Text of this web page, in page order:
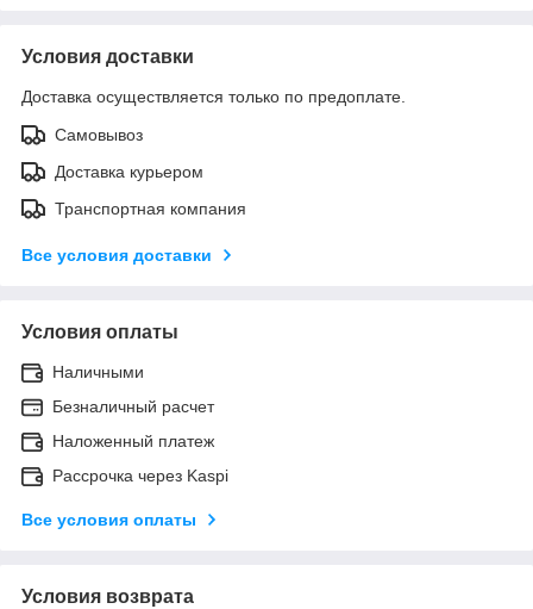
Условия доставки
Доставка осуществляется только по предоплате.
Самовывоз
Доставка курьером
Транспортная компания
Все условия доставки
Условия оплаты
Наличными
Безналичный расчет
Наложенный платеж
Рассрочка через Kaspi
Все условия оплаты
Условия возврата